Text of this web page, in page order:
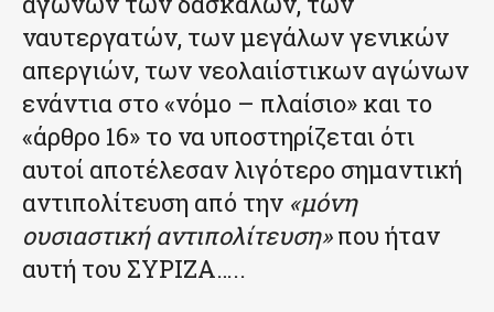
ναυτεργατών, των μεγάλων γενικών
απεργιών, των νεολαιίστικων αγώνων
ενάντια στο «νόμο – πλαίσιο» και το
«άρθρο 16» το να υποστηρίζεται ότι
αυτοί αποτέλεσαν λιγότερο σημαντική
αντιπολίτευση από την «μόνη
ουσιαστική αντιπολίτευση»που ήταν
αυτή του ΣΥΡΙΖΑ…..